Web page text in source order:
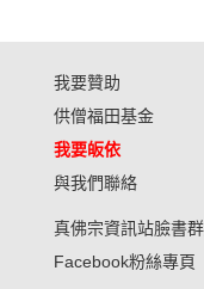
我要贊助
供僧福田基金
我要皈依
與我們聯絡
真佛宗資訊站臉書
Facebook粉絲專頁